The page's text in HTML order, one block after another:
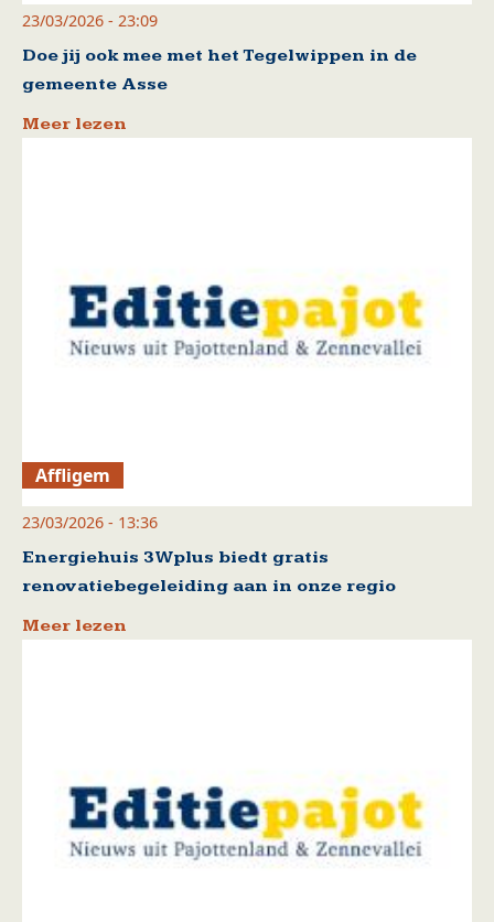
23/03/2026 - 23:09
Doe jij ook mee met het Tegelwippen in de
gemeente Asse
Meer lezen
Affligem
23/03/2026 - 13:36
Energiehuis 3Wplus biedt gratis
renovatiebegeleiding aan in onze regio
Meer lezen